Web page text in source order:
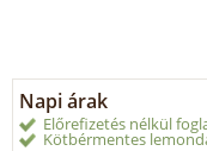
Napi árak
Előrefizetés nélkül
Kötbérmentes